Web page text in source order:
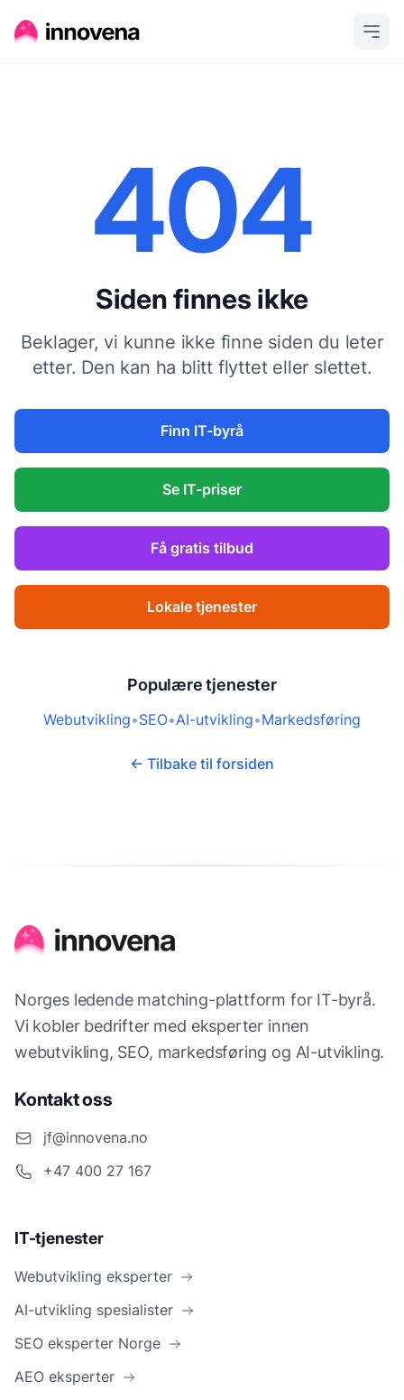
404
Siden finnes ikke
Beklager, vi kunne ikke finne siden du leter
etter. Den kan ha blitt flyttet eller slettet.
Finn IT-byrå
Se IT-priser
Få gratis tilbud
Lokale tjenester
Populære tjenester
Webutvikling•SEO•AI-utvikling•Markedsføring
← Tilbake til forsiden
Norges ledende matching-plattform for IT-byrå.
Vi kobler bedrifter med eksperter innen
webutvikling, SEO, markedsføring og AI-utvikling.
Kontakt oss
jf@innovena.no
+47 400 27 167
IT-tjenester
Webutvikling eksperter
AI-utvikling spesialister
SEO eksperter Norge
AEO eksperter